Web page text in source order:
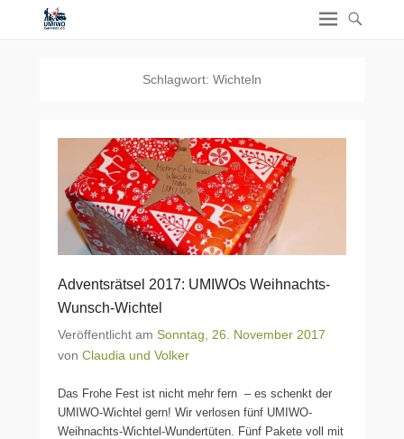
Schlagwort: Wichteln
Adventsrätsel 2017: UMIWOs Weihnachts-
Wunsch-Wichtel
Veröffentlicht am Sonntag, 26. November 2017
von Claudia und Volker
Das Frohe Fest ist nicht mehr fern – es schenkt der
UMIWO-Wichtel gern! Wir verlosen fünf UMIWO-
Weihnachts-Wichtel-Wundertüten. Fünf Pakete voll mit